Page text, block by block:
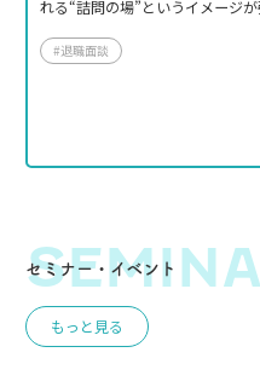
れる“詰問の場”というイメージ
#退職面談
セミナー・イベント
もっと見る